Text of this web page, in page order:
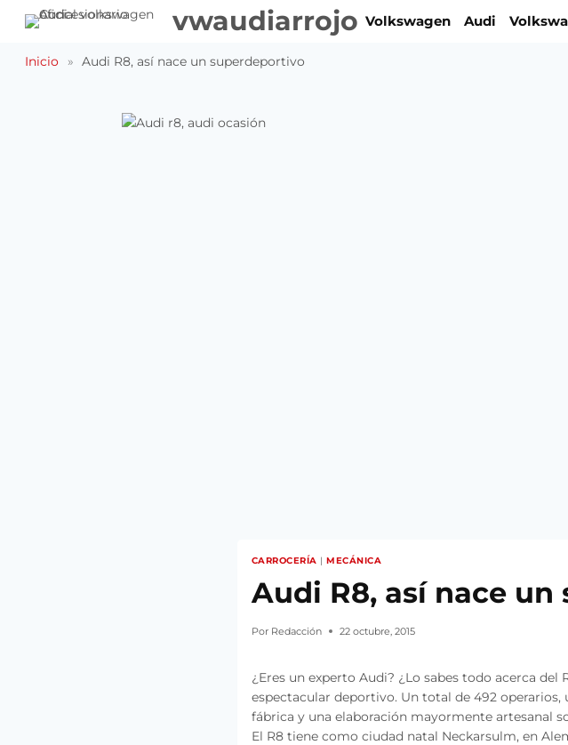
vwaudiarrojo Volkswagen Audi
Inicio » Audi R8, así nace un superdeportivo
CARROCERÍA |MECÁNICA
Audi R8, así nace
Por Redacción 22 octubre, 2015
¿Eres un experto Audi? ¿Lo sabes todo acerca
espectacular deportivo. Un total de 492
fábrica y una elaboración mayormente artesanal
El R8 tiene como ciudad natal Neckarsulm, en